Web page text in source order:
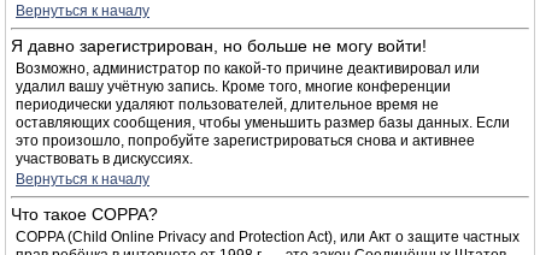
Вернуться к началу
Я давно зарегистрирован, но больше не могу войти!
Возможно, администратор по какой-то причине деактивировал или
удалил вашу учётную запись. Кроме того, многие конференции
периодически удаляют пользователей, длительное время не
оставляющих сообщения, чтобы уменьшить размер базы данных. Если
это произошло, попробуйте зарегистрироваться снова и активнее
участвовать в дискуссиях.
Вернуться к началу
Что такое COPPA?
COPPA (Child Online Privacy and Protection Act), или Акт о защите частных